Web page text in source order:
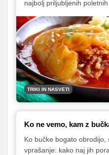
najbolj priljubljenih
nadeva vpliva tudi dobra
počasi kuhajo. V
odličnih receptov za
bomo tudi s pomembnimi
upoštevati.
TRIKI IN NASVETI
Ko ne vemo, kam z
Ko bučke bogato
vprašanje: kako naj jih